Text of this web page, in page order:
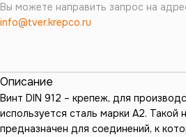
Вы можете направить запрос на
info@tver.krepco.ru
Описание
Винт DIN 912 – крепеж, для
используется сталь марки А2.
предназначен для соединений, к